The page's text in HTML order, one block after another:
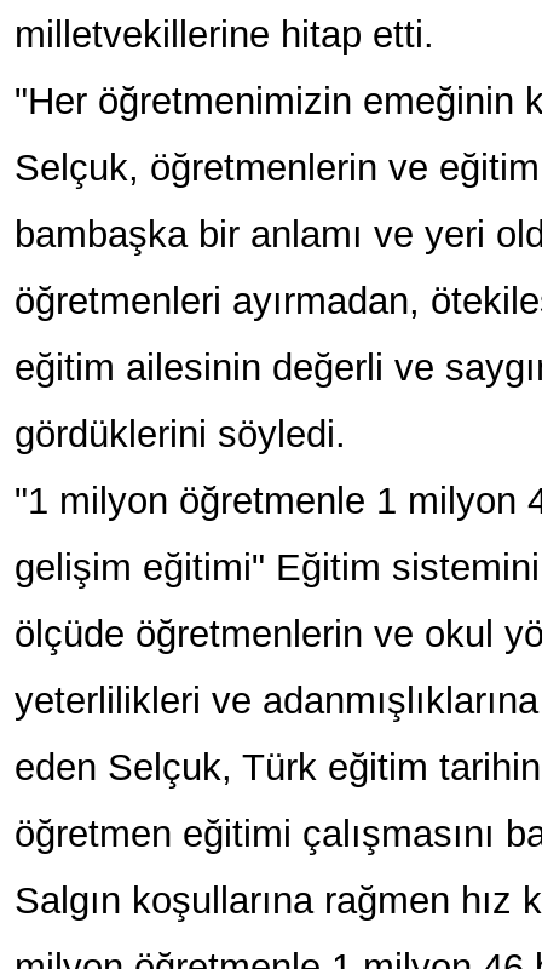
milletvekillerine hitap etti.
"Her öğretmenimizin emeğinin
Selçuk, öğretmenlerin ve eğitim
bambaşka bir anlamı ve yeri
öğretmenleri ayırmadan,
eğitim ailesinin değerli ve
gördüklerini söyledi.
"1 milyon öğretmenle 1 milyon
gelişim eğitimi" Eğitim
ölçüde öğretmenlerin ve okul
yeterlilikleri ve
eden Selçuk, Türk eğitim
öğretmen eğitimi çalışmasını
Salgın koşullarına rağmen hız